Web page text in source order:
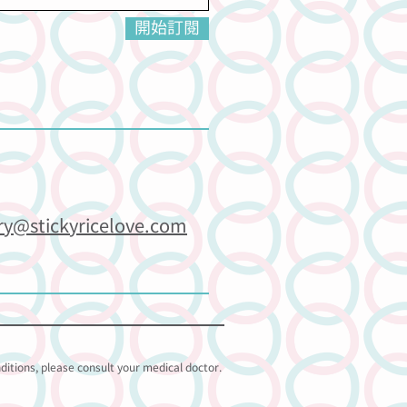
開始訂閱
please consult your medical doctor.